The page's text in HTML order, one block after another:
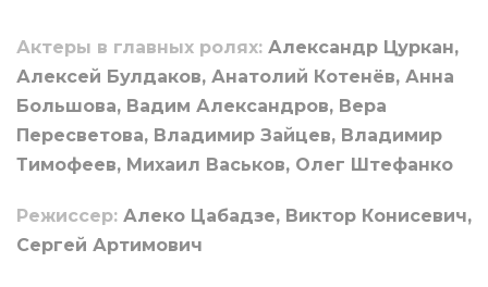
Актеры в главных ролях: Александр Цуркан,
Алексей Булдаков, Анатолий Котенёв, Анна
Большова, Вадим Александров, Вера
Пересветова, Владимир Зайцев, Владимир
Тимофеев, Михаил Васьков, Олег Штефанко
Режиссер: Алеко Цабадзе, Виктор Конисевич,
Сергей Артимович